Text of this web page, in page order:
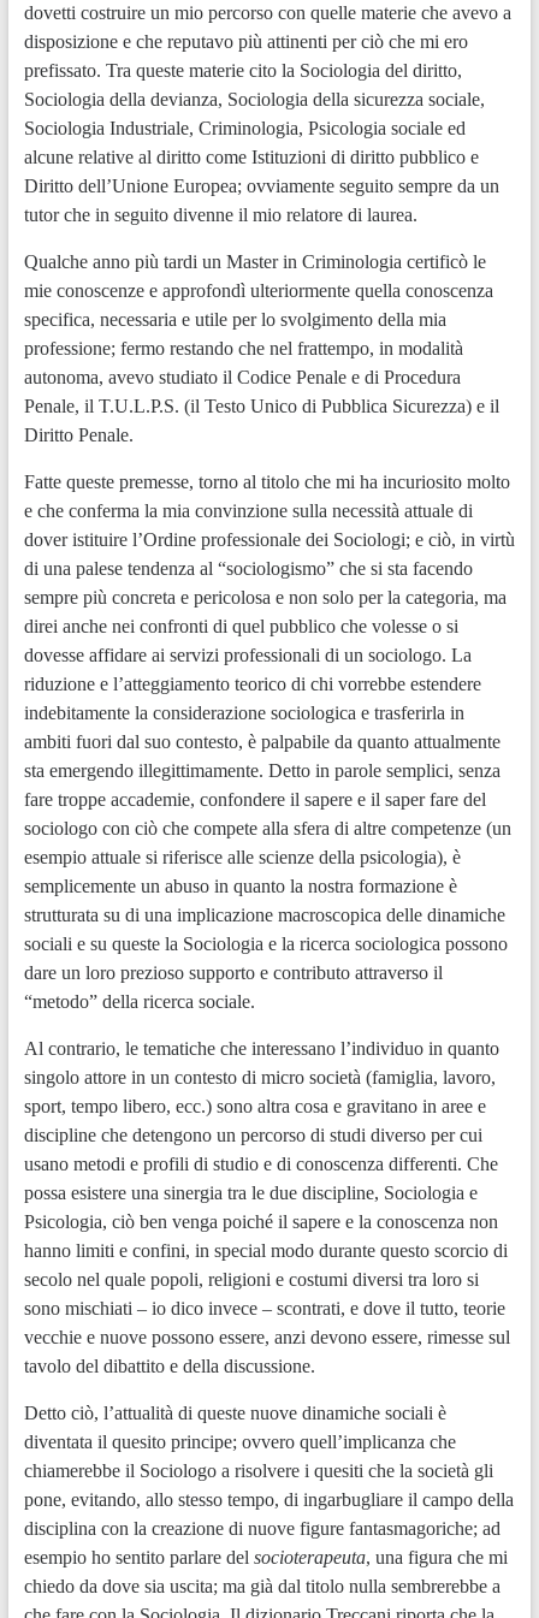
dovetti costruire un mio percorso con quelle materie che avevo a
disposizione e che reputavo più attinenti per ciò che mi ero
prefissato. Tra queste materie cito la Sociologia del diritto,
Sociologia della devianza, Sociologia della sicurezza sociale,
Sociologia Industriale, Criminologia, Psicologia sociale ed
alcune relative al diritto come Istituzioni di diritto pubblico e
Diritto dell’Unione Europea; ovviamente seguito sempre da un
tutor che in seguito divenne il mio relatore di laurea.
Qualche anno più tardi un Master in Criminologia certificò le
mie conoscenze e approfondì ulteriormente quella conoscenza
specifica, necessaria e utile per lo svolgimento della mia
professione; fermo restando che nel frattempo, in modalità
autonoma, avevo studiato il Codice Penale e di Procedura
Penale, il T.U.L.P.S. (il Testo Unico di Pubblica Sicurezza) e il
Diritto Penale.
Fatte queste premesse, torno al titolo che mi ha incuriosito molto
e che conferma la mia convinzione sulla necessità attuale di
dover istituire l’Ordine professionale dei Sociologi; e ciò, in virtù
di una palese tendenza al “sociologismo” che si sta facendo
sempre più concreta e pericolosa e non solo per la categoria, ma
direi anche nei confronti di quel pubblico che volesse o si
dovesse affidare ai servizi professionali di un sociologo. La
riduzione e l’atteggiamento teorico di chi vorrebbe estendere
indebitamente la considerazione sociologica e trasferirla in
ambiti fuori dal suo contesto, è palpabile da quanto attualmente
sta emergendo illegittimamente. Detto in parole semplici, senza
fare troppe accademie, confondere il sapere e il saper fare del
sociologo con ciò che compete alla sfera di altre competenze (un
esempio attuale si riferisce alle scienze della psicologia), è
semplicemente un abuso in quanto la nostra formazione è
strutturata su di una implicazione macroscopica delle dinamiche
sociali e su queste la Sociologia e la ricerca sociologica possono
dare un loro prezioso supporto e contributo attraverso il
“metodo” della ricerca sociale.
Al contrario, le tematiche che interessano l’individuo in quanto
singolo attore in un contesto di micro società (famiglia, lavoro,
sport, tempo libero, ecc.) sono altra cosa e gravitano in aree e
discipline che detengono un percorso di studi diverso per cui
usano metodi e profili di studio e di conoscenza differenti. Che
possa esistere una sinergia tra le due discipline, Sociologia e
Psicologia, ciò ben venga poiché il sapere e la conoscenza non
hanno limiti e confini, in special modo durante questo scorcio di
secolo nel quale popoli, religioni e costumi diversi tra loro si
sono mischiati – io dico invece – scontrati, e dove il tutto, teorie
vecchie e nuove possono essere, anzi devono essere, rimesse sul
tavolo del dibattito e della discussione.
Detto ciò, l’attualità di queste nuove dinamiche sociali è
diventata il quesito principe; ovvero quell’implicanza che
chiamerebbe il Sociologo a risolvere i quesiti che la società gli
pone, evitando, allo stesso tempo, di ingarbugliare il campo della
disciplina con la creazione di nuove figure fantasmagoriche; ad
esempio ho sentito parlare del socioterapeuta, una figura che mi
chiedo da dove sia uscita; ma già dal titolo nulla sembrerebbe a